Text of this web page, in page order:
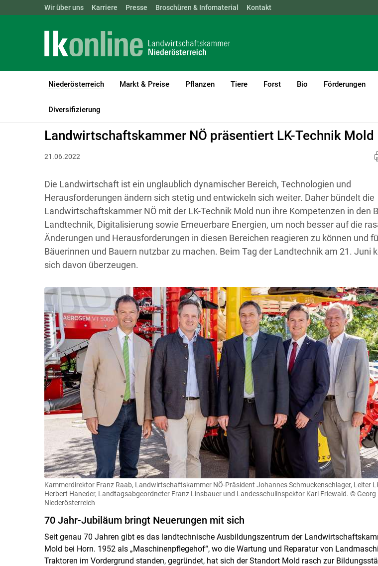
Landwirtschaftskammern: ÖSTERREICH BGLD KTN NÖ OÖ SBG
Wir über uns Karriere Presse Broschüren & Infomaterial Kontakt
Niederösterreich
(current)1
Markt & Preise Pflanzen Tiere Forst Bio Förderungen
Diversifizierung
LK Niederösterreich
Landwirtschaftskammer NÖ präsentiert LK-Technik Mold
21.06.2022
Die Landwirtschaft ist ein unglaublich dynamischer Bereich, Technologien und
Herausforderungen ändern sich stetig und entwickeln sich weiter. Daher bündelt die
Landwirtschaftskammer NÖ mit der LK-Technik Mold nun ihre Kompetenzen in den
Landtechnik, Digitalisierung sowie Erneuerbare Energien, um noch besser auf die
Änderungen und Herausforderungen in diesen Bereichen reagieren zu können und
Bäuerinnen und Bauern nutzbar zu machen. Beim Tag der Landtechnik am 21. Juni
sich davon überzeugen.
Kammerdirektor Franz Raab, Landwirtschaftskammer NÖ-Präsident Johannes Schmuckenschlager, Leiter
Herbert Haneder, Landtagsabgeordneter Franz Linsbauer und Landesschulinspektor Karl Friewald. © Georg
Niederösterreich
70 Jahr-Jubiläum bringt Neuerungen mit sich
Seit genau 70 Jahren gibt es das landtechnische Ausbildungszentrum der
Mold bei Horn. 1952 als „Maschinenpflegehof“, wo die Wartung und Reparatur von
Traktoren im Vordergrund standen, gegründet, hat sich der Standort Mold rasch zur